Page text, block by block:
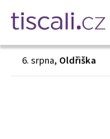
6. srpna, Oldřiška